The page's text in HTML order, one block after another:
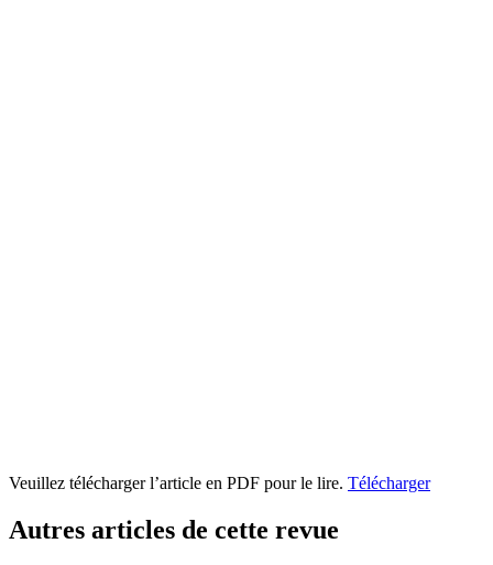
Veuillez télécharger l’article en PDF pour le lire. Télécharger
Autres articles de cette revue